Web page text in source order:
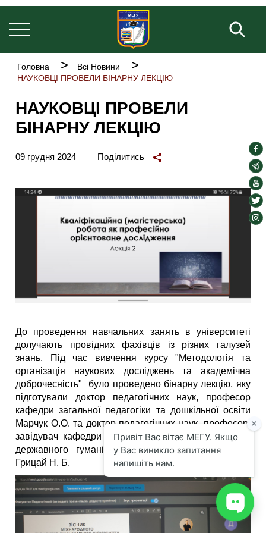
Перейти
до
основного
вмісту
Основна
Рядок
навіґації
Головна
Всі Новини
НАУКОВЦІ ПРОВЕЛИ БІНАРНУ ЛЕКЦІЮ
НАУКОВЦІ ПРОВЕЛИ
БІНАРНУ ЛЕКЦІЮ
09 грудня 2024 Поділитись
До проведення навчальних занять в університеті
долучають провідних фахівців із різних галузей
знань. Під час вивчення курсу "Методологія та
організація наукових досліджень та академічна
доброчесність" було проведено бінарну лекцію, яку
підготували доктор педагогічних наук, професор
кафедри загальної педагогіки та дошкільної освіти
Марчук О.О. та доктор педагогічних наук, професор,
завідувач кафедри природничих наук Рівненського
державного гуманітарного університету. кафедри
Грицай Н. Б.